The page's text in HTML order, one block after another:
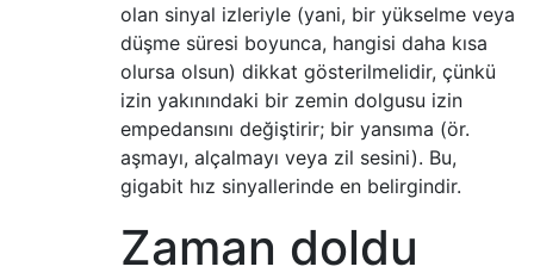
olan sinyal izleriyle (yani, bir yükselme veya
düşme süresi boyunca, hangisi daha kısa
olursa olsun) dikkat gösterilmelidir, çünkü
izin yakınındaki bir zemin dolgusu izin
empedansını değiştirir; bir yansıma (ör.
aşmayı, alçalmayı veya zil sesini). Bu,
gigabit hız sinyallerinde en belirgindir.
Zaman doldu